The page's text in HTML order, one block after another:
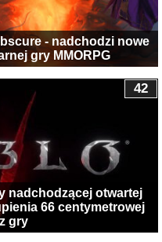
- nadchodzi nowe
gry MMORPG
nadchodzącej otwartej
66 centymetrowej
gry
42